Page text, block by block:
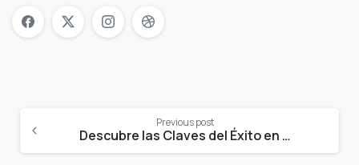
Reading
Previous post
Descubre las Claves del Éxito en el E-commerce